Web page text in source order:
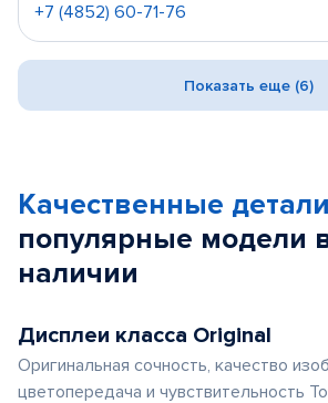
+7 (4852) 60-71-76
Показать еще (6)
Качественные детали
популярные модели
наличии
Дисплеи класса Original
Оригинальная сочность, качество
цветопередача и чувствительность